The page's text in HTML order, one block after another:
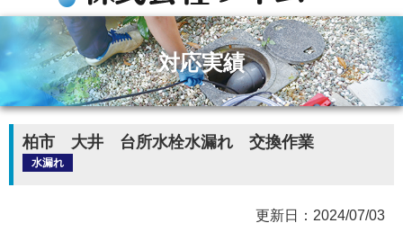
対応実績
柏市 大井 台所水栓水漏れ 交換作業
水漏れ
更新日：2024/07/03